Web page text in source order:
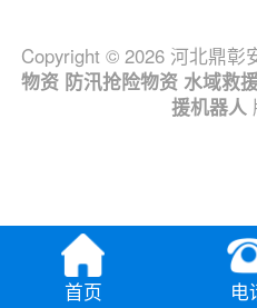
Copyright © 2026 河北鼎彰
物资 防汛抢险物资 水域救
援机器人
首页 电